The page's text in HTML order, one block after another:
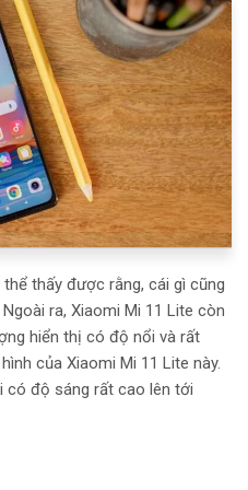
thấy được rằng, cái gì cũng
ra, Xiaomi Mi 11 Lite còn
hiển thị có độ nổi và rất
của Xiaomi Mi 11 Lite này.
có độ sáng rất cao lên tới